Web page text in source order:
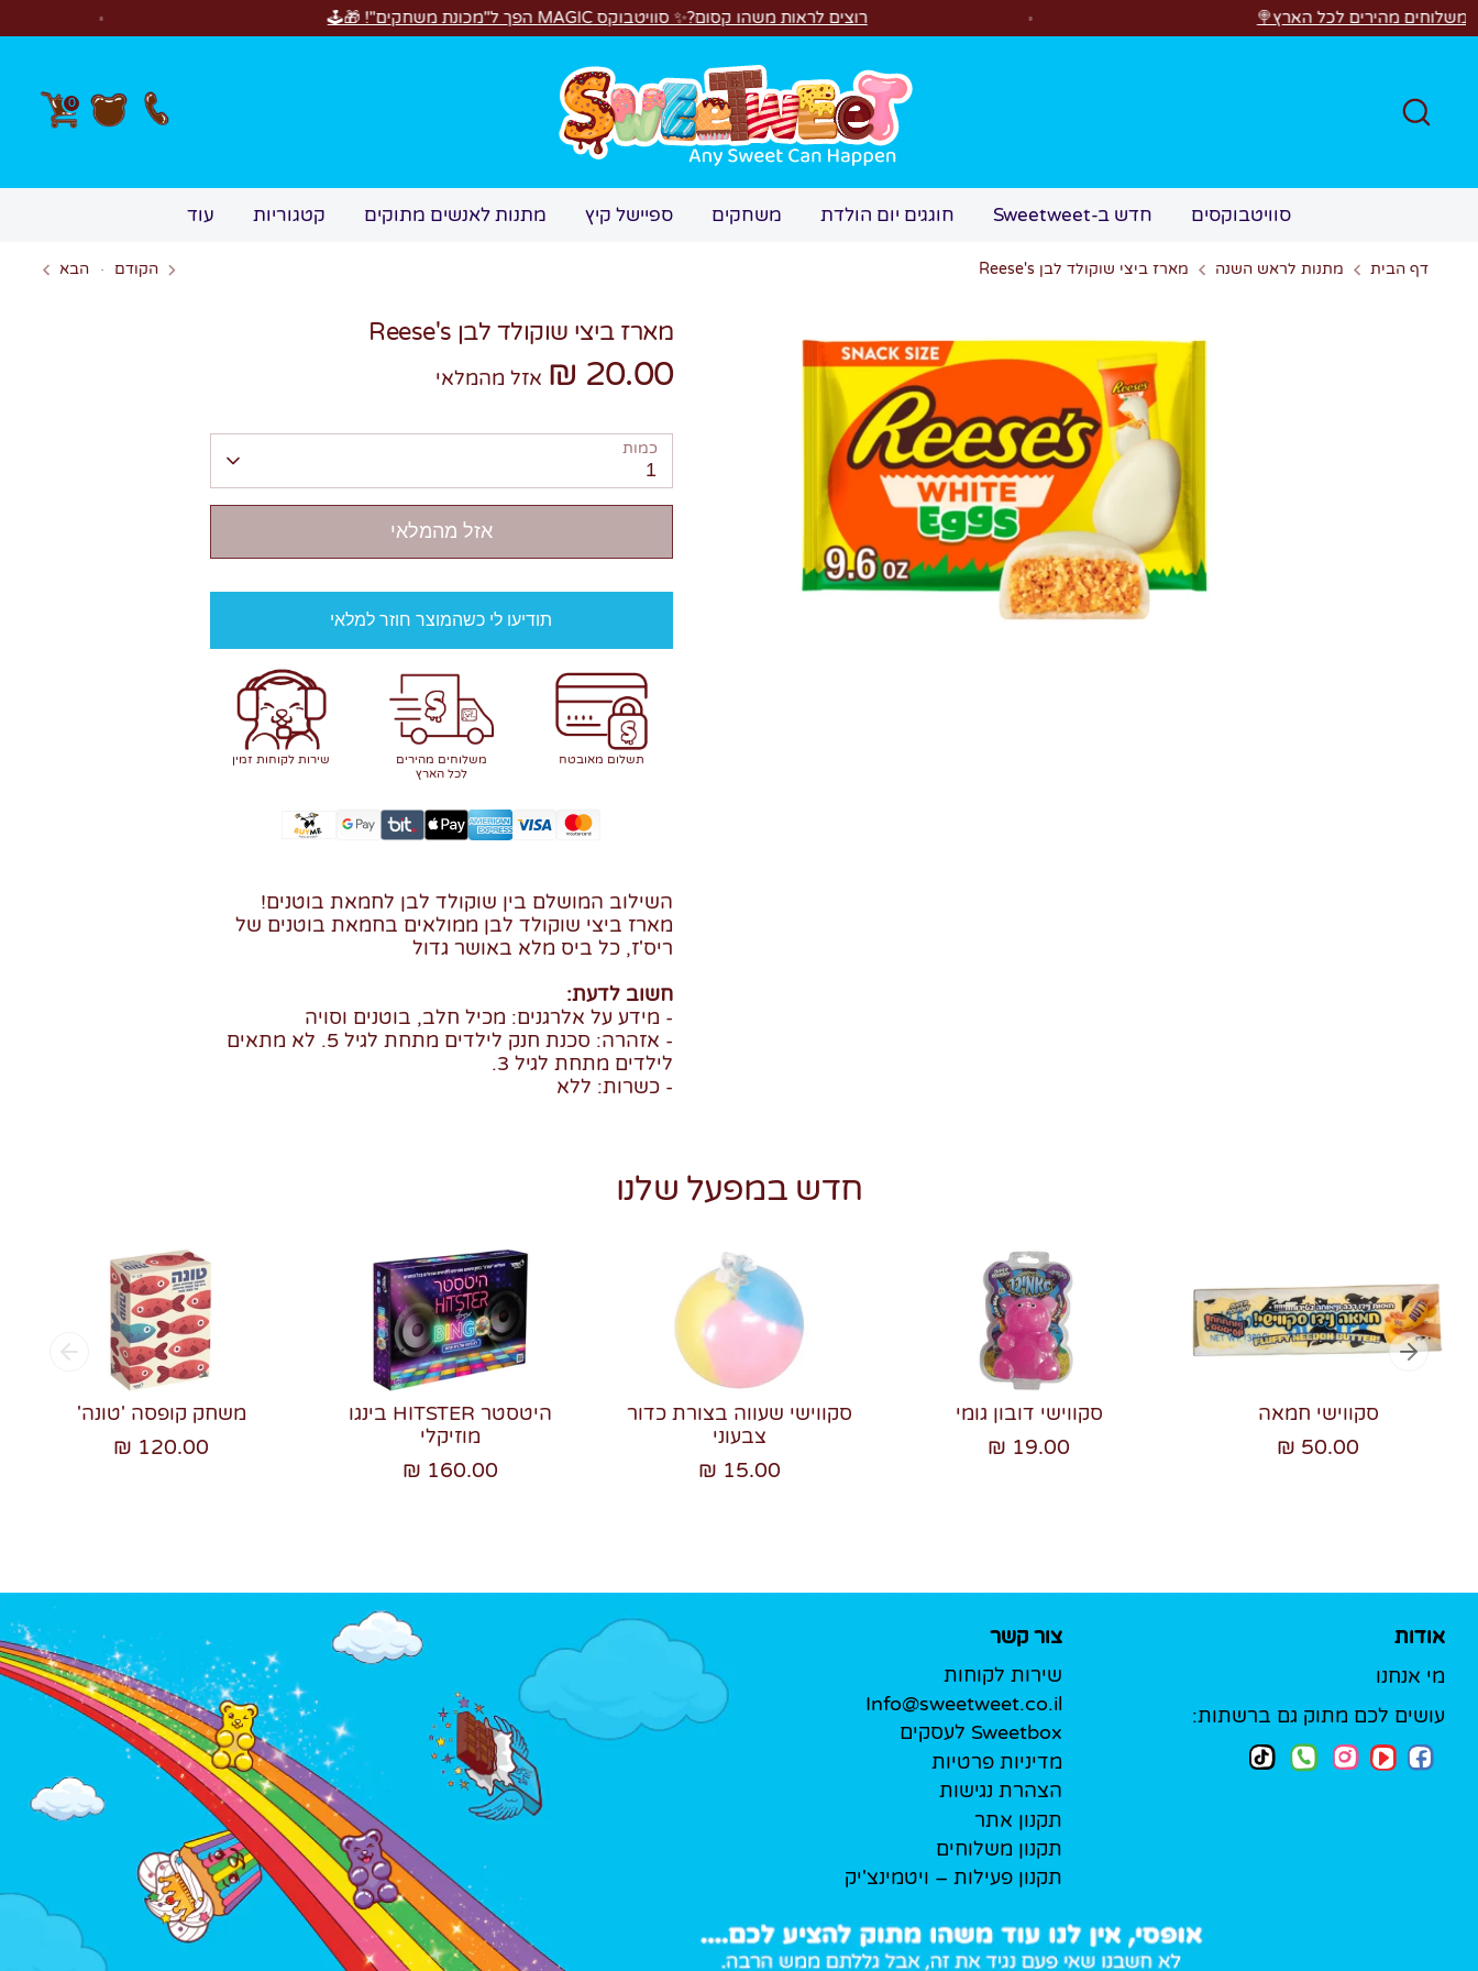
דלג לכל הארץ🍭 רוצים לראות משהו קסום?✨ סוויטבוקס MAGIC הפך ל"מכונת משחקים"! 🎁🕹️
חיפוש 0
סוויטבוקסים חדש ב-Sweetweet חוגגים יום הולדת משחקים ספיישל קיץ מתנות לאנשים מתוקים קטגוריות עוד
דף הבית מתנות לראש השנה מארז ביצי שוקולד לבן Reese's הקודם הבא
מארז ביצי שוקולד לבן Reese's
20.00 ₪ אזל מהמלאי
כמות
1
אזל מהמלאי
תודיעו לי כשהמוצר חוזר למלאי
תשלום מאובטח
משלוחים מהירים
לכל הארץ
שירות לקוחות זמין
השילוב המושלם בין שוקולד לבן לחמאת בוטנים!
מארז ביצי שוקולד לבן ממולאים בחמאת בוטנים של
ריס'ז, כל ביס מלא באושר גדול
חשוב לדעת:
- מידע על אלרגנים: מכיל חלב, בוטנים וסויה
- אזהרה: סכנת חנק לילדים מתחת לגיל 5. לא מתאים
לילדים מתחת לגיל 3.
- כשרות: ללא
חדש במפעל שלנו
משחק קופסה 'טונה'
120.00 ₪
היטסטר HITSTER בינגו
מוזיקלי
160.00 ₪
סקווישי שעווה בצורת כדור
צבעוני
15.00 ₪
סקווישי דובון גומי
19.00 ₪
סקווישי חמאה
50.00 ₪
אודות
מי אנחנו
עושים לכם מתוק גם ברשתות:
צור קשר
שירות לקוחות
Info@sweetweet.co.il
Sweetbox לעסקים
מדיניות פרטיות
הצהרת נגישות
תקנון אתר
תקנון משלוחים
תקנון פעילות – ויטמינצ'יק